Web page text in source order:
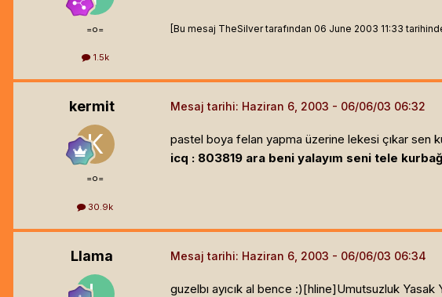
=o=
1.5k
[Bu mesaj TheSilver tarafından 06 June 2003 11:33
kermit
=o=
30.9k
Mesaj tarihi: Haziran 6, 2003
pastel boya felan yapma üzerine lekesi çıkar sen
icq : 803819 ara beni yalayım seni tele
Llama Mesaj tarihi: Haziran 6, 2003
guzelbı ayıcık al bence :)[hline]Umutsuzluk Yasak